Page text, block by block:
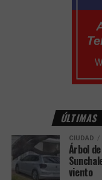
ÚLTIMAS
CIUDAD
Árbol
viento